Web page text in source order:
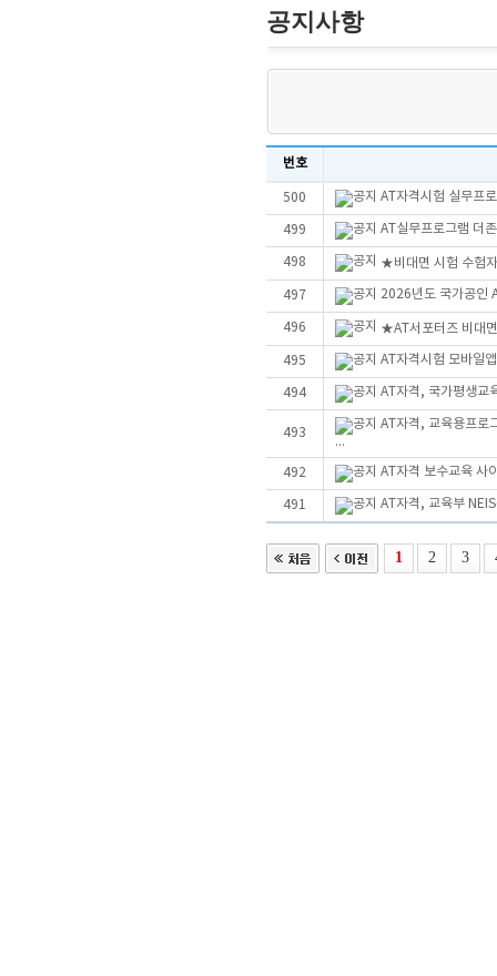
공지사항
번호
500 AT자격시험 실무프
499 AT실무프로그램 더
498 ★비대면 시험 수험
497 2026년도 국가공인
496 ★AT서포터즈 비대
495 AT자격시험 모바일
494 AT자격, 국가평생교
493
AT자격, 교육용프로
...
492 AT자격 보수교육 사
491 AT자격, 교육부
1 2 3